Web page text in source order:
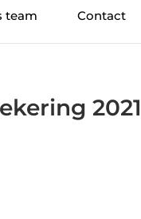
team Contact
2021